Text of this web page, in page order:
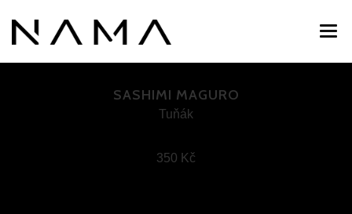
SASHIMI MAGURO
Tuňák
350 Kč